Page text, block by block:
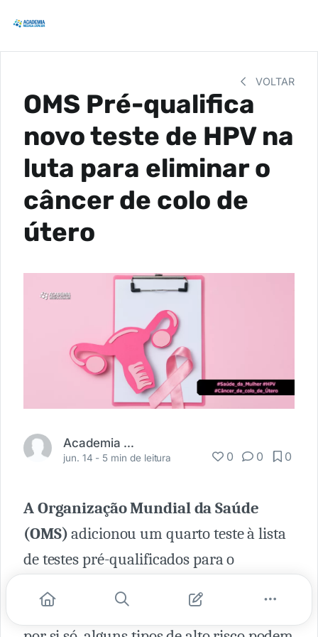
VOLTAR
OMS Pré-qualifica
novo teste de HPV na
luta para eliminar o
câncer de colo de
útero
Academia Médica
jun. 14 - 5 min de leitura 0 0 0
A Organização Mundial da Saúde
(OMS)adicionou um quarto teste à lista
de testes pré-qualificados para o
maioria das infecções por HPV se resolva